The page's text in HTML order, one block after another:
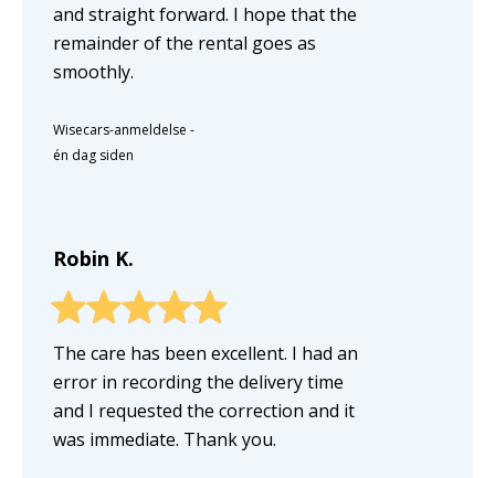
and straight forward. I hope that the
remainder of the rental goes as
smoothly.
Wisecars-anmeldelse -
én dag siden
Robin K.
The care has been excellent. I had an
error in recording the delivery time
and I requested the correction and it
was immediate. Thank you.